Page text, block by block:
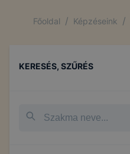
Főoldal / Képzéseink /
KERESÉS, SZŰRÉS